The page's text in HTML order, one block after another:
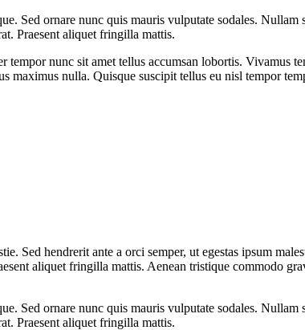
Sed ornare nunc quis mauris vulputate sodales.
Praesent aliquet fringilla mattis.
nunc sit amet tellus accumsan lobortis. Vivamus
maximus nulla. Quisque suscipit tellus eu nisl tempor
Sed hendrerit ante a orci semper, ut egestas ipsum
aliquet fringilla mattis. Aenean tristique commodo
Sed ornare nunc quis mauris vulputate sodales.
Praesent aliquet fringilla mattis.